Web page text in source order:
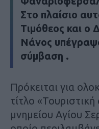
Στο πλαίσιο
Τιμόθεος και ο
Νάνος
σύμβαση .
Πρόκειται για
τίτλο
μνημείου Αγίου